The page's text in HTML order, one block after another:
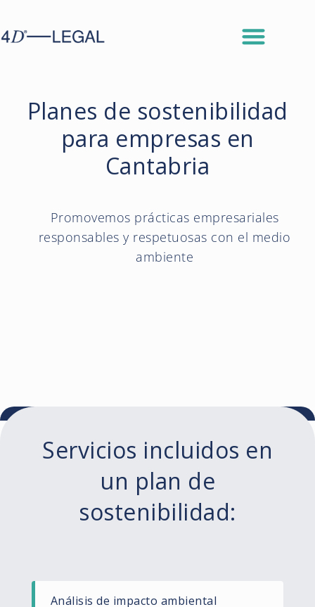
Planes de sostenibilidad
para empresas en
Cantabria
Promovemos prácticas empresariales
responsables y respetuosas con el medio
ambiente
Servicios incluidos en
un plan de
sostenibilidad:
Análisis de impacto ambiental​